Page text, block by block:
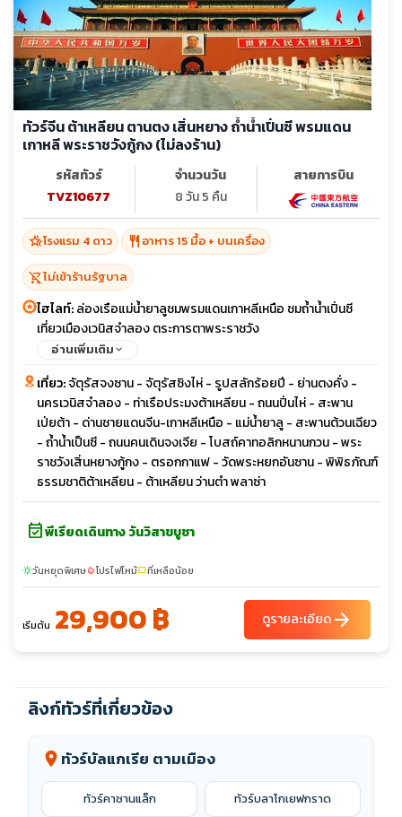
ทัวร์จีน ต้าเหลียน ตานตง เสิ่นหยาง ถ้ำน้ำเปิ่นซี พรมแดน
เกาหลี พระราชวังกู้กง (ไม่ลงร้าน)
รหัสทัวร์
TVZ10677
จำนวนวัน
8 วัน 5 คืน
สายการบิน
hotel_classโรงแรม 4 ดาว restaurant อาหาร 15 มื้อ + บนเครื่อง
shopping_cart_offไม่เข้าร้านรัฐบาล
ไฮไลท์:ล่องเรือแม่น้ำยาลูชมพรมแดนเกาหลีเหนือ ชมถ้ำน้ำเปิ่นซี
เที่ยวเมืองเวนิสจำลอง ตระการตาพระราชวัง
อ่านเพิ่มเติม
เที่ยว:จัตุรัสจงซาน - จัตุรัสซิงไห่ - รูปสลักร้อยปี - ย่านตงคั่ง -
นครเวนิสจำลอง - ท่าเรือประมงต้าเหลียน - ถนนปิ่นไห่ - สะพาน
เป่ยต้า - ด่านชายแดนจีน-เกาหลีเหนือ - แม่น้ำยาลู - สะพานต้วนเฉียว
- ถ้ำน้ำเป็นซี - ถนนคนเดินจงเจีย - โบสถ์คาทอลิกหนานกวน - พระ
ราชวังเสิ่นหยางกู้กง - ตรอกกาแฟ - วัดพระหยกอันซาน - พิพิธภัณฑ์
ธรรมชาติต้าเหลียน - ต้าเหลียน ว่านตำ พลาซ่า
event_availableพีเรียดเดินทาง วันวิสาขบูชา
sunnyวันหยุดพิเศษlocal_fire_departmentโปรไฟไหม้confirmation_numberที่เหลือน้อย
เริ่มต้น 29,900 ฿ ดูรายละเอียดarrow_forward
ลิงก์ทัวร์ที่เกี่ยวข้อง
location_on ทัวร์บัลแกเรีย ตามเมือง
ทัวร์คาซานแล็ก ทัวร์บลาโกเยฟกราด